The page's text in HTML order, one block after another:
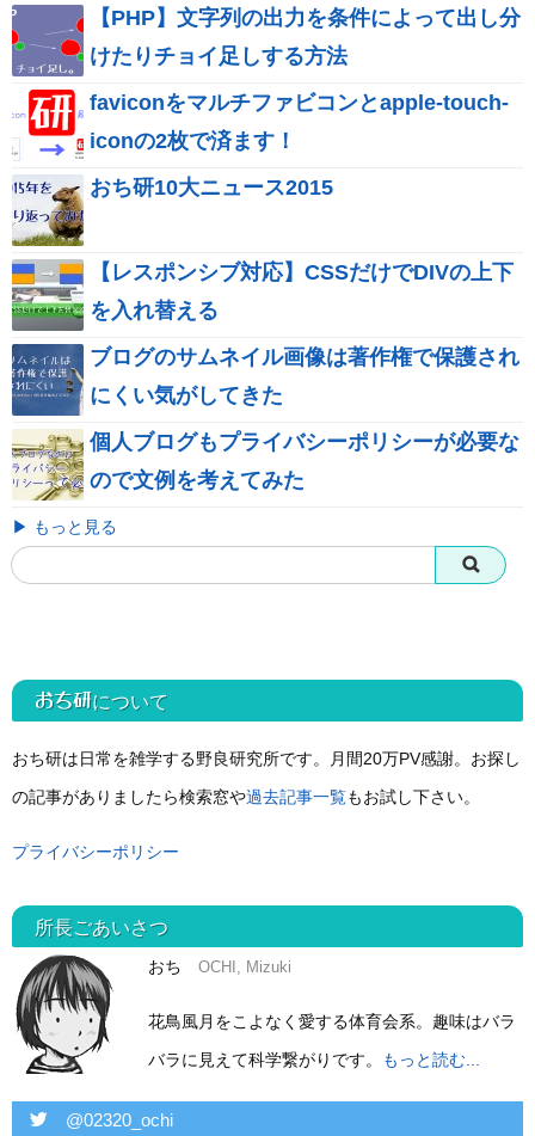
【PHP】文字列の出力を条件によって出し分
けたりチョイ足しする方法
faviconをマルチファビコンとapple-touch-
iconの2枚で済ます！
おち研10大ニュース2015
【レスポンシブ対応】CSSだけでDIVの上下
を入れ替える
ブログのサムネイル画像は著作権で保護され
にくい気がしてきた
個人ブログもプライバシーポリシーが必要な
ので文例を考えてみた
▶ もっと見る
おち研について
おち研は日常を雑学する野良研究所です。月間20万PV感謝。お探し
の記事がありましたら検索窓や過去記事一覧もお試し下さい。
プライバシーポリシー
所長ごあいさつ
おち OCHI, Mizuki
花鳥風月をこよなく愛する体育会系。趣味はバラ
バラに見えて科学繋がりです。
もっと読む...
twitter @02320_ochi